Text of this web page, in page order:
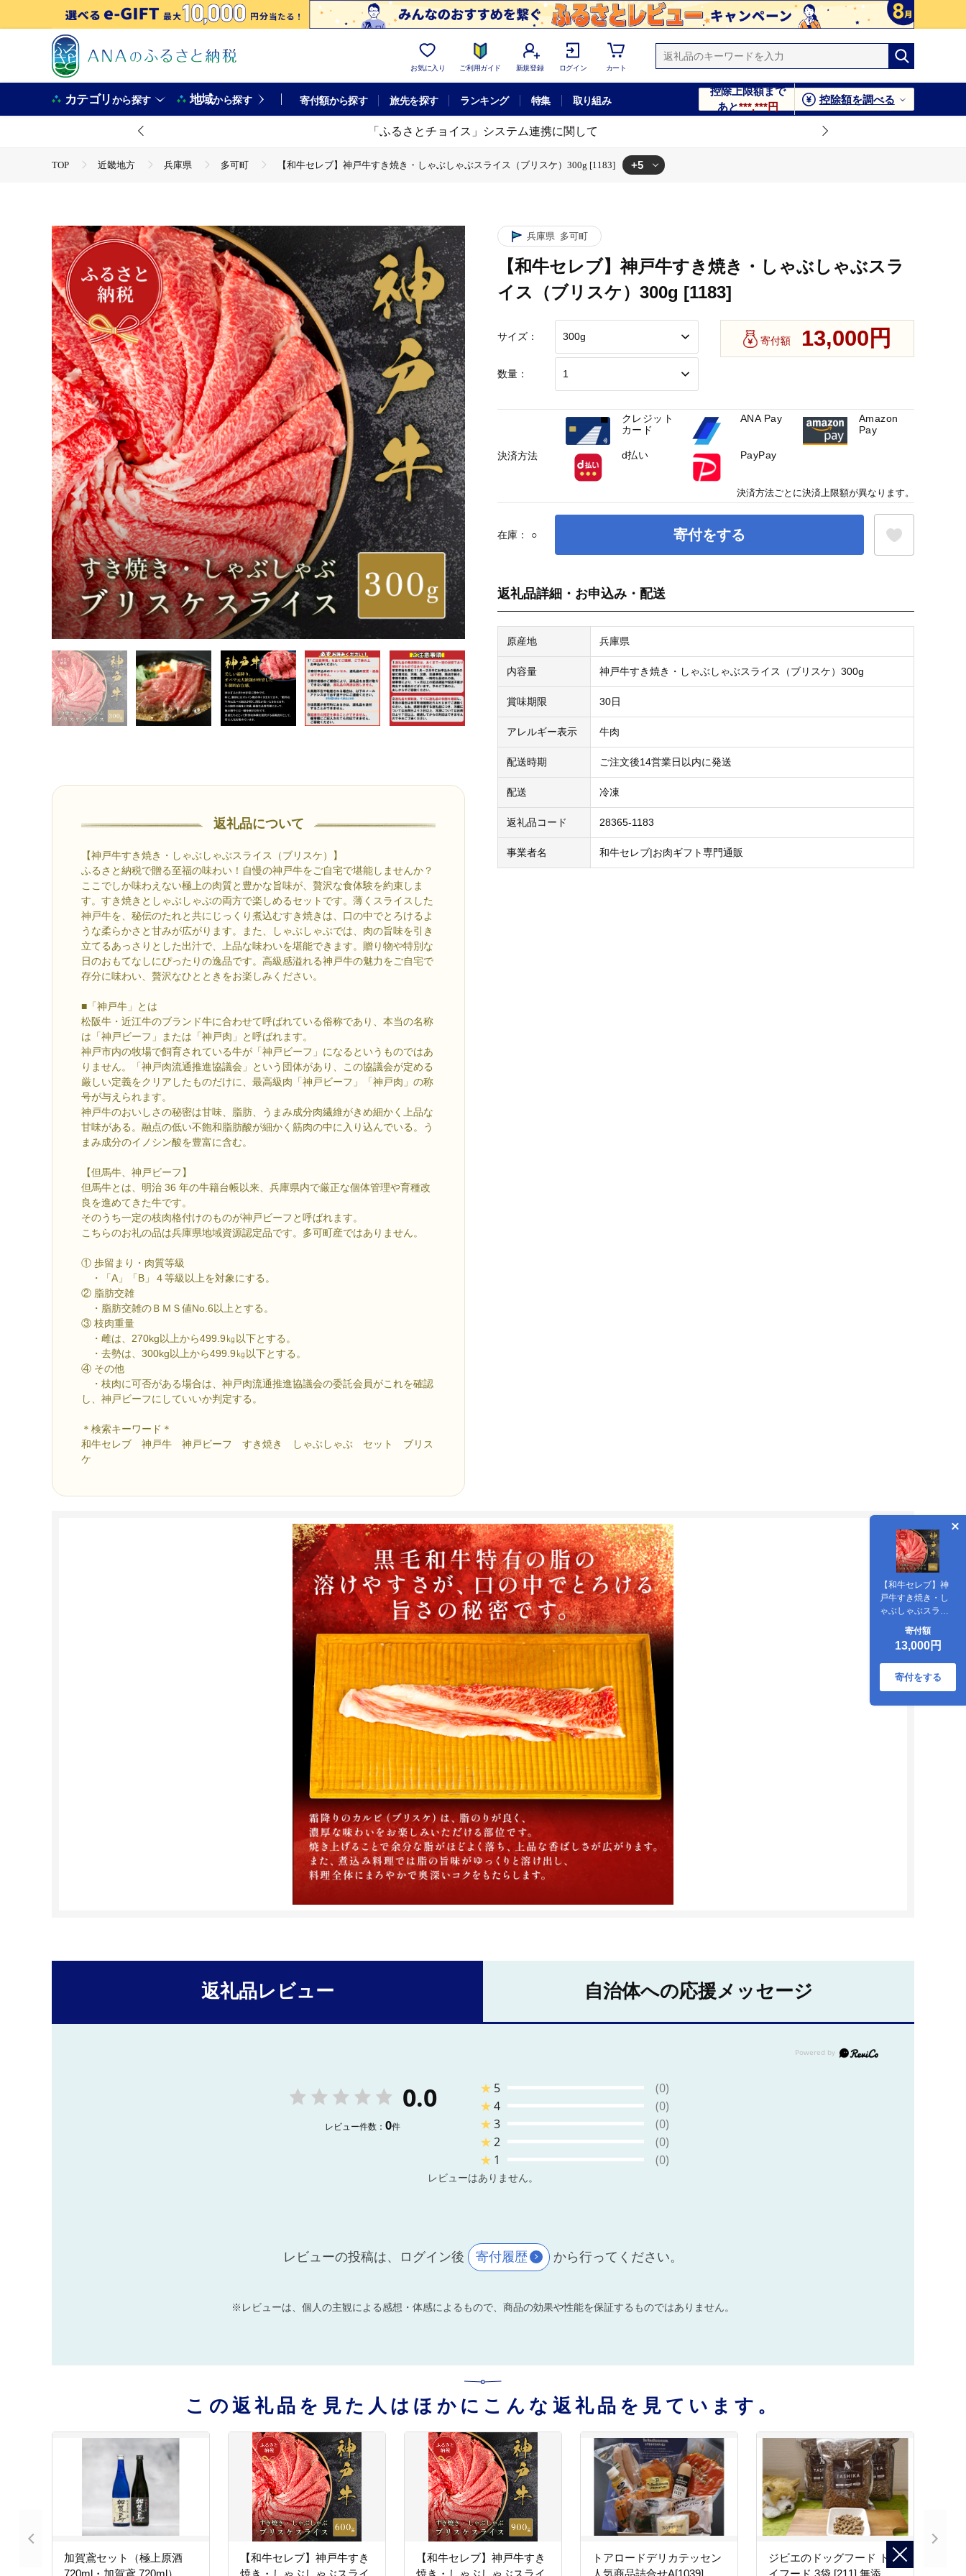
お気に入り ご利用ガイド 新規登録 ログイン カート
カテゴリから探す 地域から探す 寄付額から探す 旅先を探す ランキング 特集 取り組み
控除上限額まで
あと***,***円
控除額を調べる
「ふるさとチョイス」システム連携に関して
TOP 近畿地方 兵庫県 多可町 【和牛セレブ】神戸牛すき焼き・しゃぶしゃぶスライス（ブリスケ）300g [1183] +5
TOP
肉 牛肉 しゃぶしゃぶ(牛肉) 【和牛セレブ】神戸牛すき焼き・しゃぶしゃぶスライス（ブリスケ）300g [1183]
返礼品について
【神戸牛すき焼き・しゃぶしゃぶスライス（ブリスケ）】
ふるさと納税で贈る至福の味わい！自慢の神戸牛をご自宅で堪能しませんか？
ここでしか味わえない極上の肉質と豊かな旨味が、贅沢な食体験を約束しま
す。すき焼きとしゃぶしゃぶの両方で楽しめるセットです。薄くスライスした
神戸牛を、秘伝のたれと共にじっくり煮込むすき焼きは、口の中でとろけるよ
うな柔らかさと甘みが広がります。また、しゃぶしゃぶでは、肉の旨味を引き
立てるあっさりとした出汁で、上品な味わいを堪能できます。贈り物や特別な
日のおもてなしにぴったりの逸品です。高級感溢れる神戸牛の魅力をご自宅で
存分に味わい、贅沢なひとときをお楽しみください。
■「神戸牛」とは
松阪牛・近江牛のブランド牛に合わせて呼ばれている俗称であり、本当の名称
は「神戸ビーフ」または「神戸肉」と呼ばれます。
神戸市内の牧場で飼育されている牛が「神戸ビーフ」になるというものではあ
りません。「神戸肉流通推進協議会」という団体があり、この協議会が定める
厳しい定義をクリアしたものだけに、最高級肉「神戸ビーフ」「神戸肉」の称
号が与えられます。
神戸牛のおいしさの秘密は甘味、脂肪、うまみ成分肉繊維がきめ細かく上品な
甘味がある。融点の低い不飽和脂肪酸が細かく筋肉の中に入り込んでいる。う
まみ成分のイノシン酸を豊富に含む。
【但馬牛、神戸ビーフ】
但馬牛とは、明治 36 年の牛籍台帳以来、兵庫県内で厳正な個体管理や育種改
良を進めてきた牛です。
そのうち一定の枝肉格付けのものが神戸ビーフと呼ばれます。
こちらのお礼の品は兵庫県地域資源認定品です。多可町産ではありません。
① 歩留まり・肉質等級
・「A」「B」４等級以上を対象にする。
② 脂肪交雑
・脂肪交雑のＢＭＳ値No.6以上とする。
③ 枝肉重量
・雌は、270kg以上から499.9㎏以下とする。
・去勢は、300kg以上から499.9㎏以下とする。
④ その他
・枝肉に可否がある場合は、神戸肉流通推進協議会の委託会員がこれを確認
し、神戸ビーフにしていいか判定する。
＊検索キーワード＊
和牛セレブ 神戸牛 神戸ビーフ すき焼き しゃぶしゃぶ セット ブリス
ケ
兵庫県 多可町
【和牛セレブ】神戸牛すき焼き・しゃぶしゃぶスラ
イス（ブリスケ）300g [1183]
サイズ：
数量：
寄付額 13,000円
在庫： ○ 寄付をする
【和牛セレブ】神
戸牛すき焼き・し
ゃぶしゃぶスライ
300g [1183]
寄付額
13,000円
寄付をする
返礼品詳細・お申込み・配送
原産地 兵庫県
内容量 神戸牛すき焼き・しゃぶしゃぶスライス（ブリスケ）300g
賞味期限 30日
アレルギー表示 牛肉
配送時期 ご注文後14営業日以内に発送
配送 冷凍
返礼品コード 28365-1183
事業者名 和牛セレブ|お肉ギフト専門通販
決済方法
クレジット
カード
ANA Pay
Amazon
Pay
d払い PayPay
決済方法ごとに決済上限額が異なります。
返礼品レビュー 自治体への応援メッセージ
0.0
レビュー件数： 0件
★ 5
(0)
★4
(0)
★3
(0)
★2
(0)
★ 1 (0)
レビューはありません。
レビューの投稿は、ログイン後 寄付履歴 から行ってください。
※レビューは、個人の主観による感想・体感によるもので、商品の効果や性能を保証するものではありません。
この返礼品を見た人はほかにこんな返礼品を見ています。
加賀鳶セット（極上原酒
720ml・加賀鳶 720ml）
【和牛セレブ】神戸牛すき
焼き・しゃぶしゃぶスライ
【和牛セレブ】神戸牛すき
焼き・しゃぶしゃぶスライ
トアロードデリカテッセン
人気商品詰合せA[1039]
ジビエのドッグフード ドラ
イフード 3袋 [211] 無添